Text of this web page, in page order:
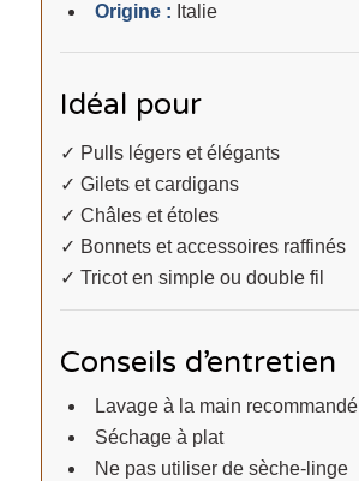
Origine : Italie
Idéal pour
✓ Pulls légers et élégants
✓ Gilets et cardigans
✓ Châles et étoles
✓ Bonnets et accessoires raffinés
✓ Tricot en simple ou double fil
Conseils d’entretien
Lavage à la main recommandé
Séchage à plat
Ne pas utiliser de sèche-linge